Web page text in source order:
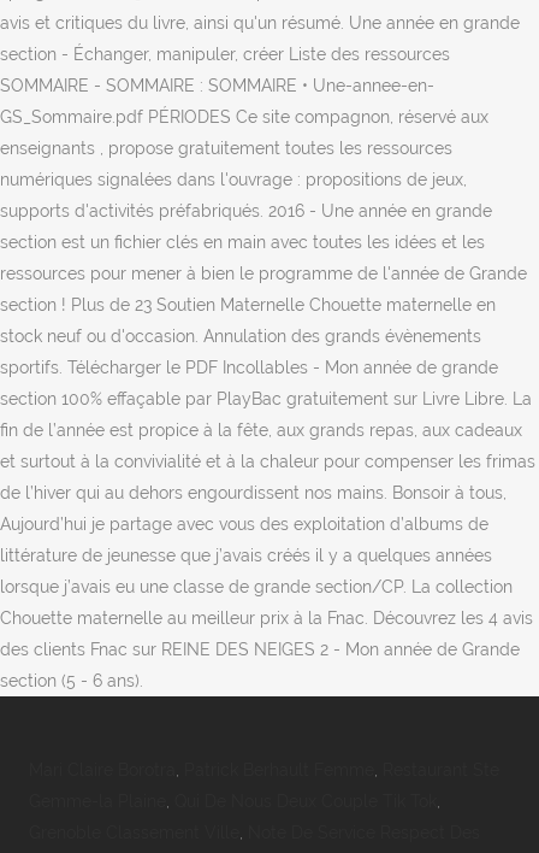
avis et critiques du livre, ainsi qu'un résumé. Une année en grande
section - Échanger, manipuler, créer Liste des ressources
SOMMAIRE - SOMMAIRE : SOMMAIRE • Une-annee-en-
GS_Sommaire.pdf PÉRIODES Ce site compagnon, réservé aux
enseignants , propose gratuitement toutes les ressources
numériques signalées dans l'ouvrage : propositions de jeux,
supports d'activités préfabriqués. 2016 - Une année en grande
section est un fichier clés en main avec toutes les idées et les
ressources pour mener à bien le programme de l'année de Grande
section ! Plus de 23 Soutien Maternelle Chouette maternelle en
stock neuf ou d'occasion. Annulation des grands évènements
sportifs. Télécharger le PDF Incollables - Mon année de grande
section 100% effaçable par PlayBac gratuitement sur Livre Libre. La
fin de l’année est propice à la fête, aux grands repas, aux cadeaux
et surtout à la convivialité et à la chaleur pour compenser les frimas
de l’hiver qui au dehors engourdissent nos mains. Bonsoir à tous,
Aujourd’hui je partage avec vous des exploitation d’albums de
littérature de jeunesse que j’avais créés il y a quelques années
lorsque j’avais eu une classe de grande section/CP. La collection
Chouette maternelle au meilleur prix à la Fnac. Découvrez les 4 avis
des clients Fnac sur REINE DES NEIGES 2 - Mon année de Grande
section (5 - 6 ans).